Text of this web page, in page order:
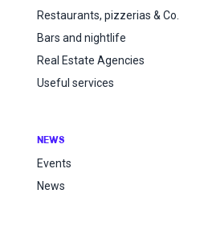
Restaurants, pizzerias & Co.
Bars and nightlife
Real Estate Agencies
Useful services
NEWS
Events
News